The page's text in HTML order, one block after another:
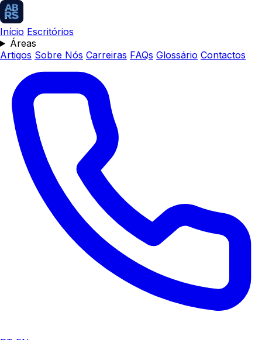
Início Escritórios
Áreas
Artigos Sobre Nós Carreiras FAQs Glossário Contactos